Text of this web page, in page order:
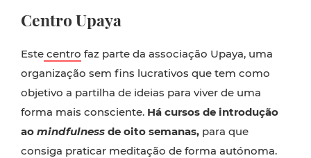
Centro Upaya
Este centro faz parte da associação Upaya, uma
organização sem fins lucrativos que tem como
objetivo a partilha de ideias para viver de uma
forma mais consciente. Há cursos de introdução
ao mindfulness de oito semanas, para que
consiga praticar meditação de forma autónoma.